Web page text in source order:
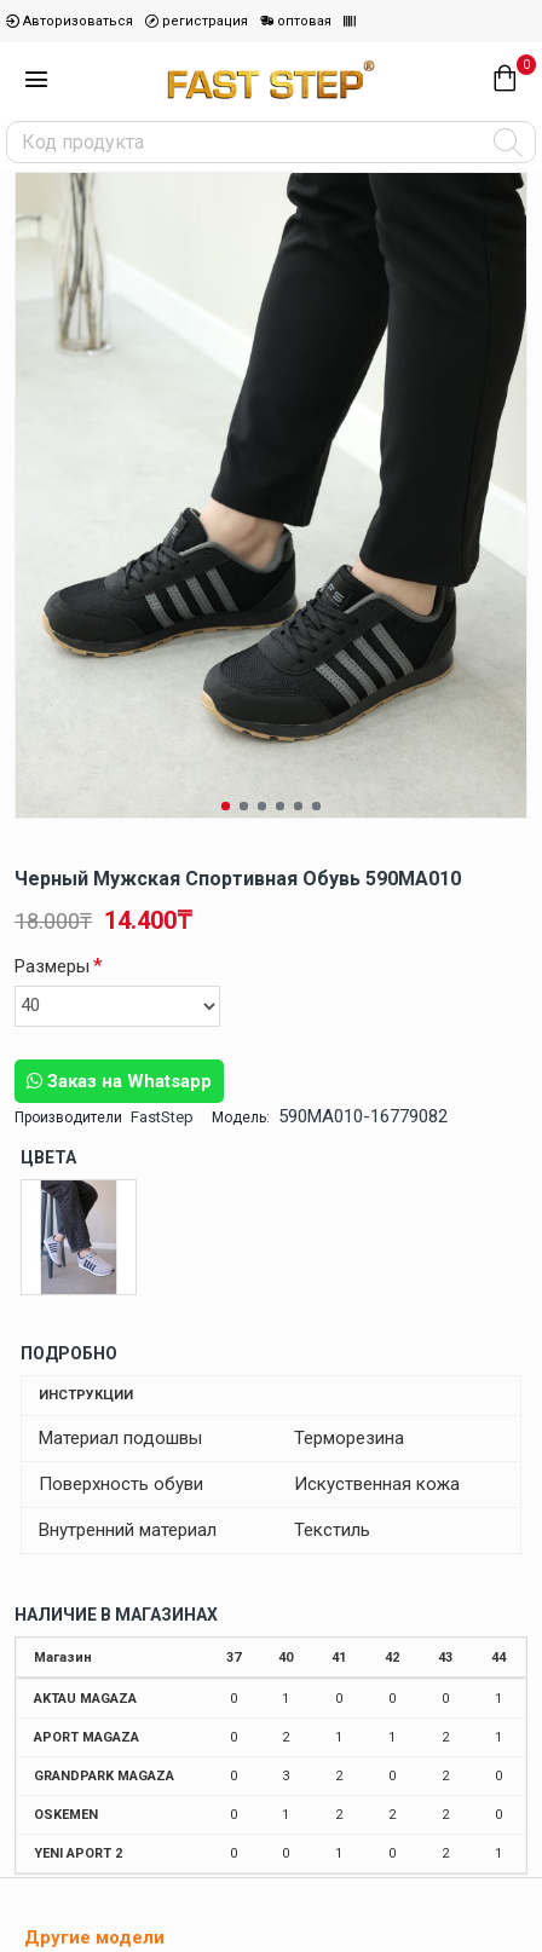
Авторизоваться регистрация оптовая
0
Черный Мужская Спортивная Обувь 590MA010
Заказ на Whatsapp
Производители FastStep Модель: 590MA010-16779082
14.400₸
18.000₸
Размеры
ЦВЕТА
ПОДРОБНО
ИНСТРУКЦИИ
Материал подошвы Терморезина
Поверхность обуви Искуственная кожа
Внутренний материал Текстиль
НАЛИЧИЕ В МАГАЗИНАХ
Магазин 37 40 41 42 43 44
AKTAU MAGAZA 0 1 0 0 0 1
APORT MAGAZA 0 2 1 1 2 1
GRANDPARK MAGAZA 0 3 2 0 2 0
OSKEMEN 0 1 2 2 2 0
YENI APORT 2 0 0 1 0 2 1
Другие модели